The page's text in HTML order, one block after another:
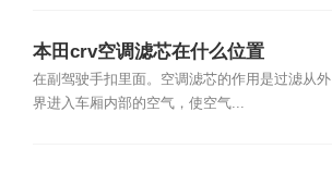
本田crv空调滤芯在什么位置
在副驾驶手扣里面。空调滤芯的作用是过滤从外
界进入车厢内部的空气，使空气...